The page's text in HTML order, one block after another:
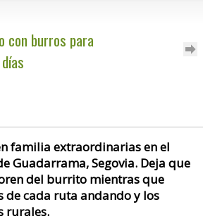
con burros para
familia extraordinarias en el
Guadarrama, Segovia. Deja que
del burrito mientras que
de cada ruta andando y los
rurales.